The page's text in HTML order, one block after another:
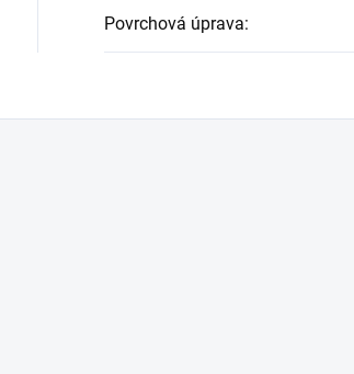
Povrchová úprava: